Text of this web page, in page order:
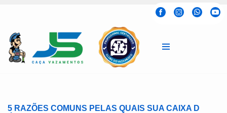
para
o
conteúdo
5 RAZÕES COMUNS PELAS QUAIS SUA CAIXA D